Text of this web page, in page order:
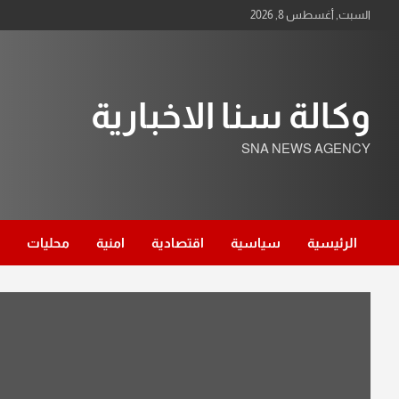
السبت, أغسطس 8, 2026
وكالة سنا الاخبارية
SNA NEWS AGENCY
الرئيسية سياسية اقتصادية امنية محليات